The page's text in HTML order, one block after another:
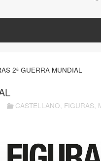
2ª GUERRA MUNDIAL
CASTELLANO FIGURAS